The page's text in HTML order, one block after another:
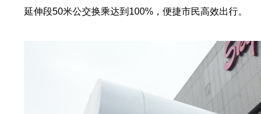
延伸段50米公交换乘达到100%，便捷市民高效出行。